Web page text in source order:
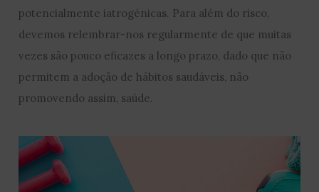
potencialmente iatrogénicas. Para além do risco,
devemos relembrar-nos regularmente de que muitas
vezes são pouco eficazes a longo prazo, dado que não
permitem a adoção de hábitos saudáveis, não
promovendo assim, saúde.